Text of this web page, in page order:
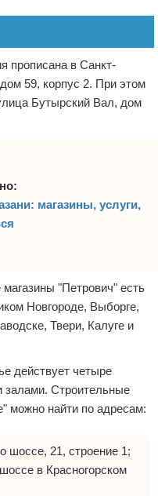
прописана в Санкт-
59, корпус 2. При этом
Бутырский Вал, дом
магазины, услуги,
"Петрович" есть
Новгороде, Выборге,
Твери, Калуге и
действует четыре
залами. Строительные
можно найти по адресам:
шоссе, 21, строение 1;
в Красногорском